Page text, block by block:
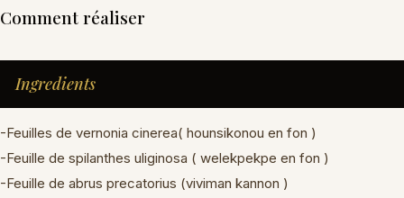
Comment réaliser
Ingredients
-Feuilles de vernonia cinerea( hounsikonou en fon )
-Feuille de spilanthes uliginosa ( welekpekpe en fon )
-Feuille de abrus precatorius (viviman kannon )